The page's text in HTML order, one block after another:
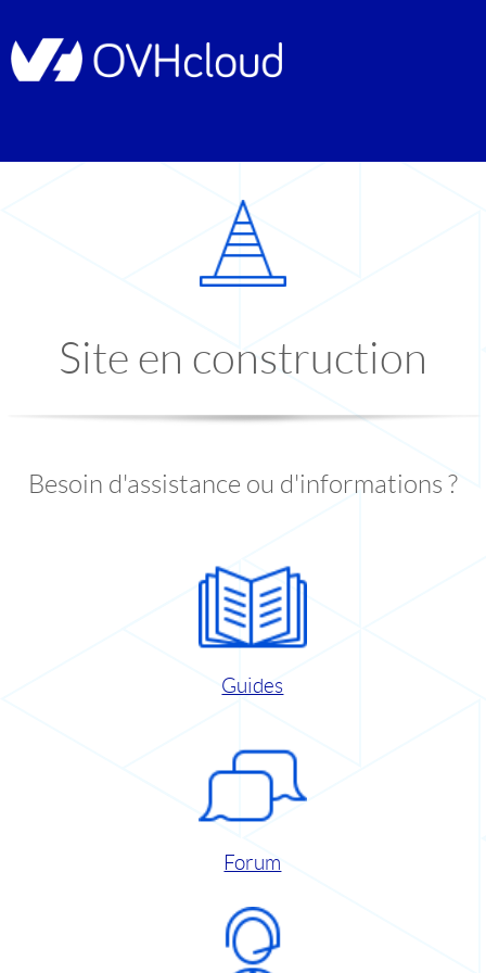
Site en construction
Besoin d'assistance ou d'informations ?
Guides
Forum